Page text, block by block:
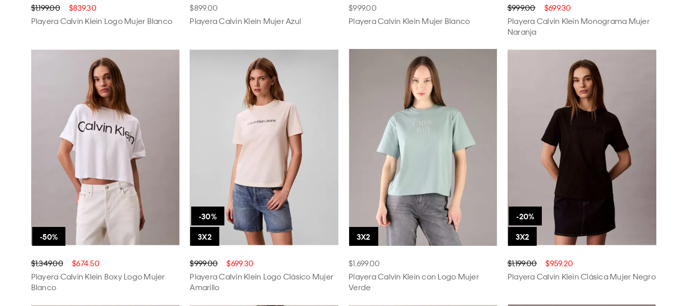
$1,199.00 $839.30
Playera Calvin Klein Logo Mujer Blanco
$899.00
Playera Calvin Klein Mujer Azul
$999.00
Playera Calvin Klein Mujer Blanco
$999.00 $699.30
Playera Calvin Klein Monograma Mujer
Naranja
$1,349.00 $674.50
Playera Calvin Klein Boxy Logo Mujer
Blanco
$999.00 $699.30
Playera Calvin Klein Logo Clásico Mujer
Amarillo
$1,699.00
Playera Calvin Klein con Logo Mujer
Verde
$1,199.00 $959.20
Playera Calvin Klein Clásica Mujer Negro